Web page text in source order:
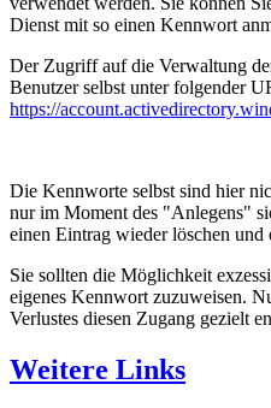
Dienst mit so einen Kennwort
Der Zugriff auf die Verwaltung
Benutzer selbst unter folgender
https://
Die Kennworte selbst sind hier
nur im Moment des "Anlegens"
einen Eintrag wieder löschen und
Sie sollten die Möglichkeit
eigenes Kennwort zuzuweisen.
Verlustes diesen Zugang gezielt
Weitere Links